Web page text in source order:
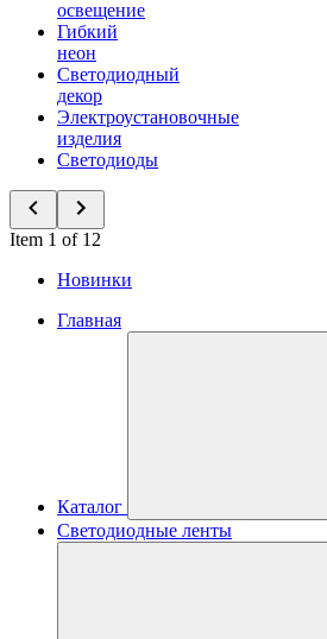
освещение
Гибкий
неон
Светодиодный
декор
Электроустановочные
изделия
Светодиоды
Item 1 of 12
Новинки
Главная
Каталог
Светодиодные ленты